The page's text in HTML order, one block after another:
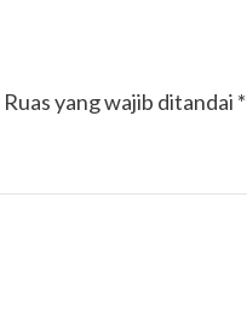
Ruas yang wajib ditandai *